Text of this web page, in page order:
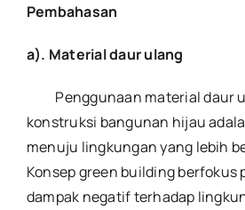
Pembahasan
a). Material daur ulang
Penggunaan material daur
konstruksi bangunan hijau
menuju lingkungan yang lebih
Konsep green building berfokus
dampak negatif terhadap